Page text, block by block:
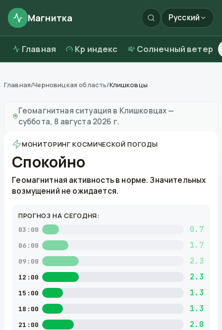
Магнитка Русский
Главная Kp индекс Солнечный ветер
Главная/Черновицкая область/Клишковцы
Геомагнитная ситуация в Клишковцах—
суббота, 8 августа 2026 г.
МОНИТОРИНГ КОСМИЧЕСКОЙ ПОГОДЫ
Спокойно
Геомагнитная активность в норме. Значительных
возмущений не ожидается.
ПРОГНОЗ НА СЕГОДНЯ:
03:00 0.7
06:00 1.7
09:00 2.3
12:00 2.3
15:00 1.3
18:00 1.3
21:00 2.0